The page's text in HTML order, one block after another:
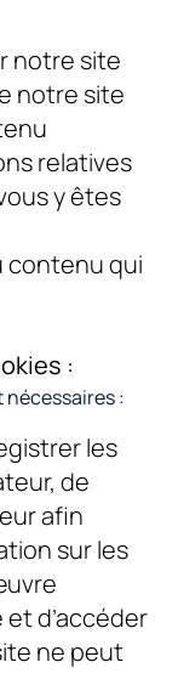
notre site
notre site
relatives
y êtes
contenu qui
:
:
les
de
afin
sur les
d’accéder
ne peut